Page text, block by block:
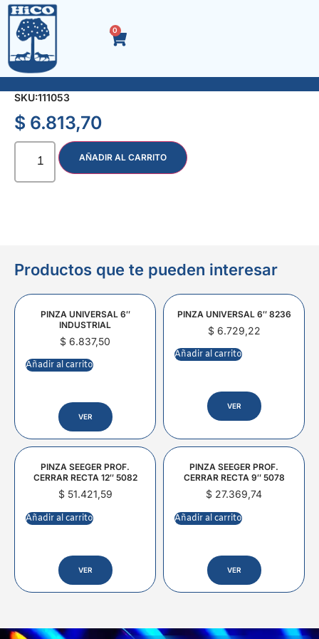
0
MECHA ENC. SDS 14 x 450 mm. 2749
SKU:111053
$ 6.813,70
AÑADIR AL CARRITO
Productos que te pueden interesar
PINZA UNIVERSAL 6″
INDUSTRIAL
$ 6.837,50
Añadir al carrito
VER
PINZA UNIVERSAL 6″ 8236
$6.729,22
Añadir al carrito
VER
PINZA SEEGER PROF.
CERRAR RECTA 12″ 5082
$51.421,59
Añadir al carrito
VER
PINZA SEEGER PROF.
CERRAR RECTA 9″ 5078
$ 27.369,74
Añadir al carrito
VER